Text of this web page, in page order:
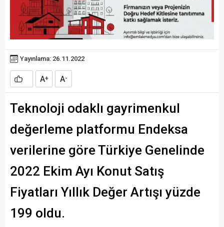
Yayınlama: 26.11.2022
A+ A-
Teknoloji odaklı gayrimenkul
değerleme platformu Endeksa
verilerine göre Türkiye Genelinde
2022 Ekim Ayı Konut Satış
Fiyatları Yıllık Değer Artışı yüzde
199 oldu.